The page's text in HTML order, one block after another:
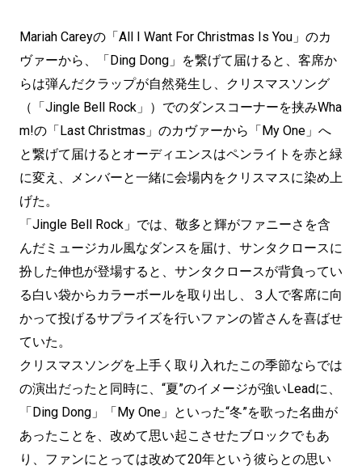
Mariah Careyの「All I Want For Christmas Is You」のカ
ヴァーから、「Ding Dong」を繋げて届けると、客席か
らは弾んだクラップが自然発生し、クリスマスソング
（「Jingle Bell Rock」）でのダンスコーナーを挟みWha
m!の「Last Christmas」のカヴァーから「My One」へ
と繋げて届けるとオーディエンスはペンライトを赤と緑
に変え、メンバーと一緒に会場内をクリスマスに染め上
げた。
「Jingle Bell Rock」では、敬多と輝がファニーさを含
んだミュージカル風なダンスを届け、サンタクロースに
扮した伸也が登場すると、サンタクロースが背負ってい
る白い袋からカラーボールを取り出し、３人で客席に向
かって投げるサプライズを行いファンの皆さんを喜ばせ
ていた。
クリスマスソングを上手く取り入れたこの季節ならでは
の演出だったと同時に、“夏”のイメージが強いLeadに、
「Ding Dong」「My One」といった“冬”を歌った名曲が
あったことを、改めて思い起こさせたブロックでもあ
り、ファンにとっては改めて20年という彼らとの思い